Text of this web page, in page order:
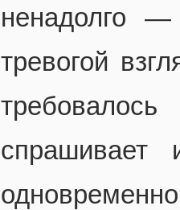
ненадолго
тревогой
спрашивает